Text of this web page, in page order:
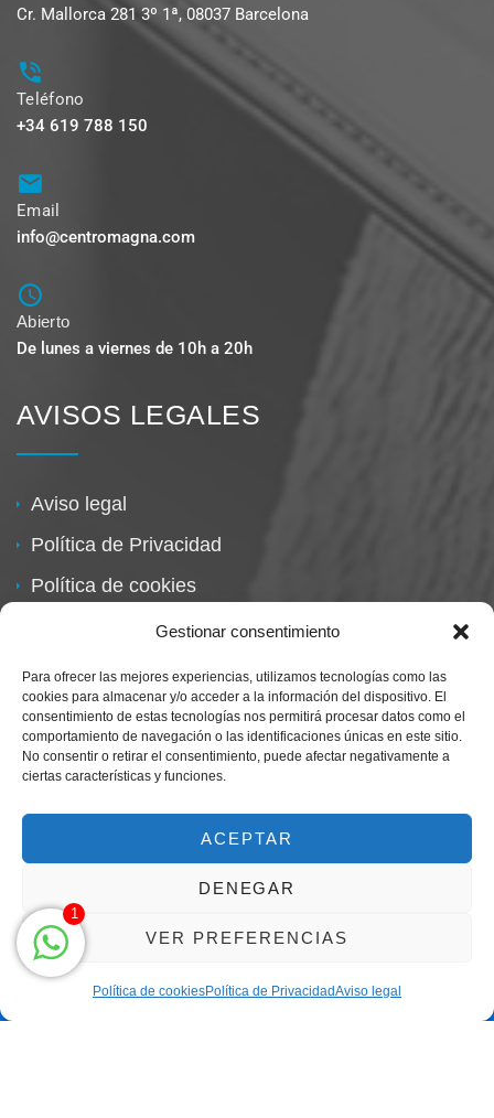
Gestionar consentimiento
Para ofrecer las mejores experiencias, utilizamos tecnologías como las
cookies para almacenar y/o acceder a la información del dispositivo. El
consentimiento de estas tecnologías nos permitirá procesar datos como el
comportamiento de navegación o las identificaciones únicas en este sitio.
No consentir o retirar el consentimiento, puede afectar negativamente a
ciertas características y funciones.
ACEPTAR
DENEGAR
VER PREFERENCIAS
Política de cookiesPolítica de PrivacidadAviso legal
Cr. Mallorca 281 3º 1ª, 08037 Barcelona
Teléfono
+34 619 788 150
Email
info@centromagna.com
Abierto
De lunes a viernes de 10h a 20h
AVISOS LEGALES
Aviso legal
Política de Privacidad
Política de cookies
Política de devoluciones
Marca Registrada
Clic para llamar solo de 9h a 21h
1